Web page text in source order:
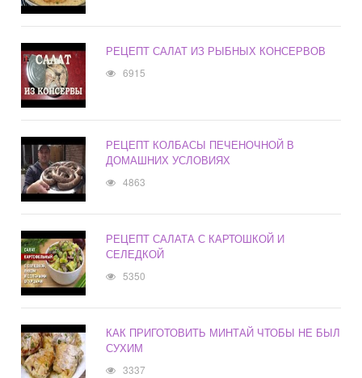
РЕЦЕПТ САЛАТ ИЗ РЫБНЫХ КОНСЕРВОВ
6915
РЕЦЕПТ КОЛБАСЫ ПЕЧЕНОЧНОЙ В
ДОМАШНИХ УСЛОВИЯХ
4863
РЕЦЕПТ САЛАТА С КАРТОШКОЙ И
СЕЛЕДКОЙ
5350
КАК ПРИГОТОВИТЬ МИНТАЙ ЧТОБЫ НЕ БЫЛ
СУХИМ
3337